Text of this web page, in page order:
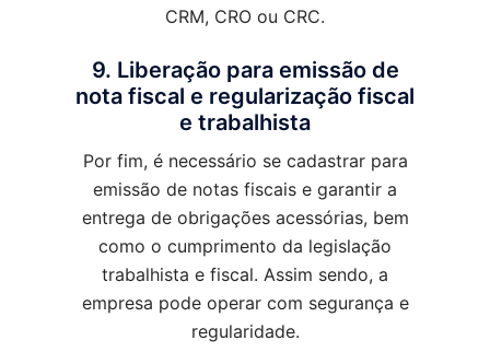
CRM, CRO ou CRC.
9. Liberação para emissão de
nota fiscal e regularização fiscal
e trabalhista
Por fim, é necessário se cadastrar para
emissão de notas fiscais e garantir a
entrega de obrigações acessórias, bem
como o cumprimento da legislação
trabalhista e fiscal. Assim sendo, a
empresa pode operar com segurança e
regularidade.